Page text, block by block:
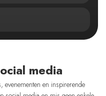
media
evenementen en inspirerende